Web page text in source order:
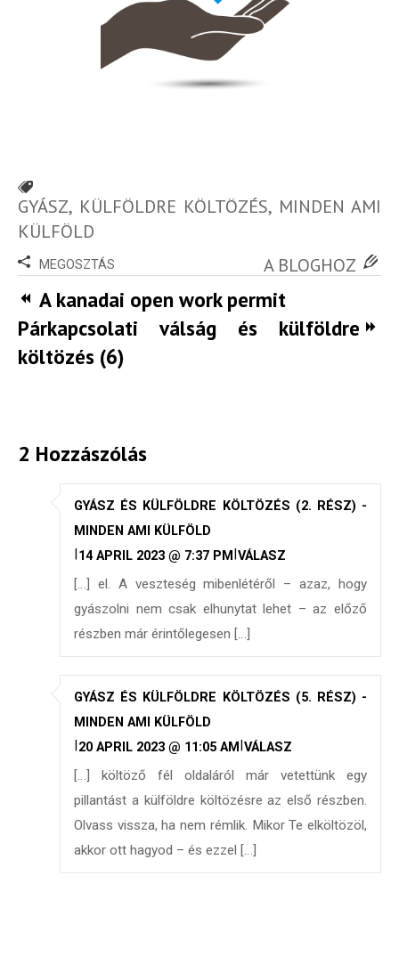
GYÁSZ, KÜLFÖLDRE KÖLTÖZÉS, MINDEN AMI
KÜLFÖLD
MEGOSZTÁS A BLOGHOZ
A kanadai open work permit
Párkapcsolati válság és külföldre
költözés (6)
2 Hozzászólás
GYÁSZ ÉS KÜLFÖLDRE KÖLTÖZÉS (2. RÉSZ) -
MINDEN AMI KÜLFÖLD
14 APRIL 2023 @ 7:37 PM VÁLASZ
[…] el. A veszteség mibenlétéről – azaz, hogy
gyászolni nem csak elhunytat lehet – az előző
részben már érintőlegesen […]
GYÁSZ ÉS KÜLFÖLDRE KÖLTÖZÉS (5. RÉSZ) -
MINDEN AMI KÜLFÖLD
20 APRIL 2023 @ 11:05 AM VÁLASZ
[…] költöző fél oldaláról már vetettünk egy
pillantást a külföldre költözésre az első részben.
Olvass vissza, ha nem rémlik. Mikor Te elköltözöl,
akkor ott hagyod – és ezzel […]